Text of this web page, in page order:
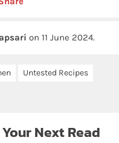
on 11 June 2024.
Untested Recipes
Next Read